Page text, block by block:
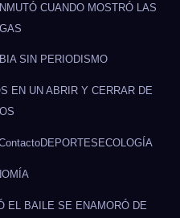
CUANDO MOSTRÓ LAS
SIN PERIODISMO
EN UN ABRIR Y CERRAR DE
DEPORTES ECOLOGÍA
EL BAILE SE ENAMORÓ DE